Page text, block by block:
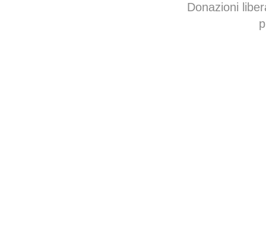
Donazioni